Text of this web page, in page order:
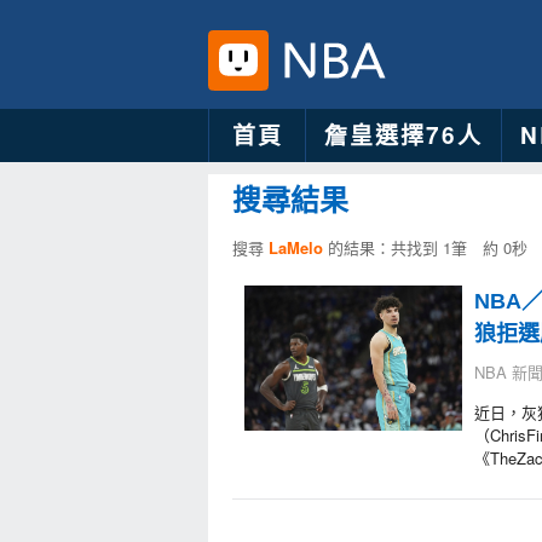
首頁 詹皇選擇76人
搜尋結果
搜尋 LaMelo 的結果：共找到 1筆 約 0秒
NBA
狼拒
NBA 新
近日，
（
《